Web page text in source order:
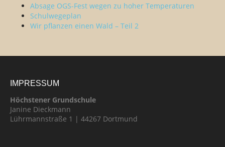
Absage OGS-Fest wegen zu hoher Temperaturen
Schulwegeplan
Wir pflanzen einen Wald – Teil 2
IMPRESSUM
Höchstener Grundschule
Janine Dieckmann
Lührmannstraße 1 | 44267 Dortmund